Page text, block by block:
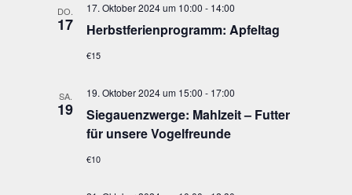
DO.
17 Herbst­fe­ri­en­pro­gramm: Apfeltag
17. Oktober 2024 um 10:00 - 14:00
€15
SA.
19
Sie­gau­enzwer­ge: Mahl­zeit – Fut­ter
für unse­re Vogelfreunde
19. Oktober 2024 um 15:00 - 17:00
€10